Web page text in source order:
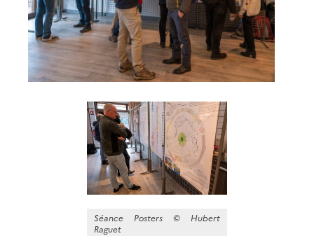
Séance Posters © Hubert
Raguet